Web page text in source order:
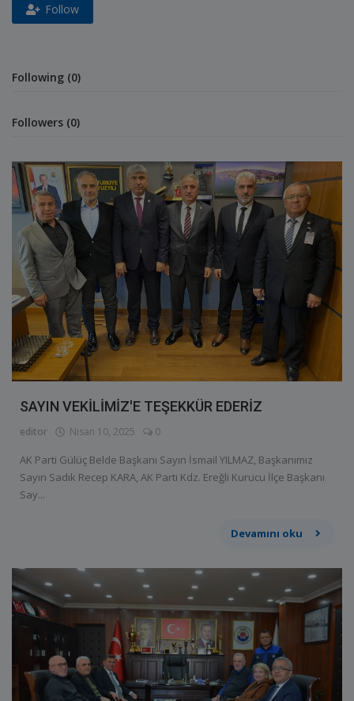
E-Belediye
Giriş
Follow
Following (0)
Followers (0)
SAYIN VEKİLİMİZ'E TEŞEKKÜR EDERİZ
editor Nisan 10, 2025 0
AK Parti Gülüç Belde Başkanı Sayın İsmail YILMAZ, Başkanımız
Sayın Sadık Recep KARA, AK Parti Kdz. Ereğli Kurucu İlçe Başkanı
Say...
Devamını oku